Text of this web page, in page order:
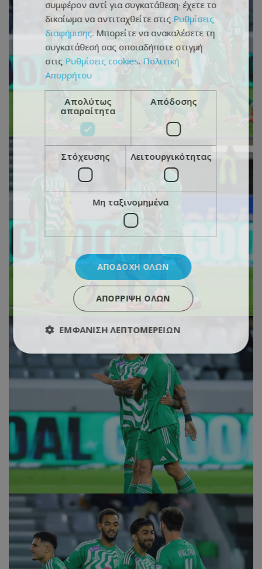
συμφέρον αντί για συγκατάθεση· έχετε το
δικαίωμα να αντιταχθείτε στις Ρυθμίσεις
διαφήμισης. Μπορείτε να ανακαλέσετε τη
συγκατάθεσή σας οποιαδήποτε στιγμή
στις Ρυθμίσεις cookies. Πολιτική
Απορρήτου
Απολύτως
απαραίτητα
Απόδοσης
Στόχευσης Λειτουργικότητας
Μη ταξινομημένα
ΑΠΟΔΟΧΉ ΌΛΩΝ
ΑΠΌΡΡΙΨΗ ΌΛΩΝ
ΕΜΦΆΝΙΣΗ ΛΕΠΤΟΜΕΡΕΙΏΝ